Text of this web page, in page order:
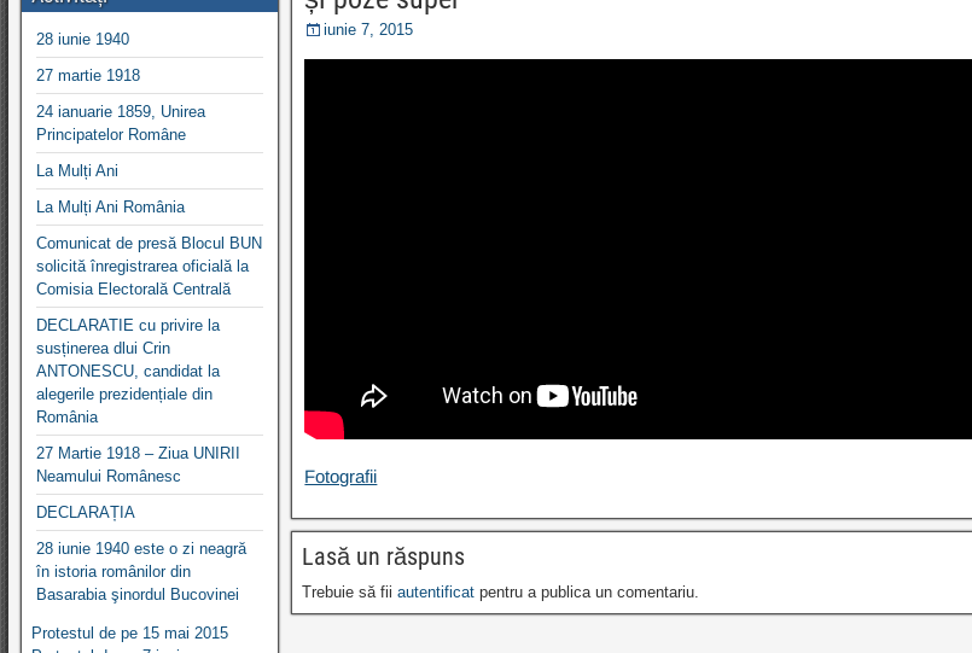
iunie 7, 2015
Fotografii
Lasă un răspuns
Trebuie să fiiautentificat pentru a publica un comentariu.
28 iunie 1940
27 martie 1918
24 ianuarie 1859, Unirea
Principatelor Române
La Mulți Ani
La Mulți Ani România
Comunicat de presă Blocul BUN
solicită înregistrarea oficială la
Comisia Electorală Centrală
DECLARATIE cu privire la
susținerea dlui Crin
ANTONESCU, candidat la
alegerile prezidențiale din
România
27 Martie 1918 – Ziua UNIRII
Neamului Românesc
DECLARAȚIA
28 iunie 1940 este o zi neagră
în istoria românilor din
Basarabia şinordul Bucovinei
Protestul de pe 15 mai 2015